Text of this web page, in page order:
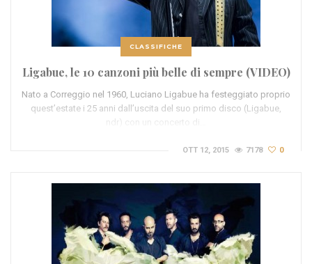
CLASSIFICHE
Ligabue, le 10 canzoni più belle di sempre (VIDEO)
Nato a Correggio nel 1960, Luciano Ligabue ha festeggiato proprio
quest’estate i 25 anni dall’uscita del suo primo disco (Ligabue,
ndr) con un concerto di…
OTT 12, 2015 7178 0